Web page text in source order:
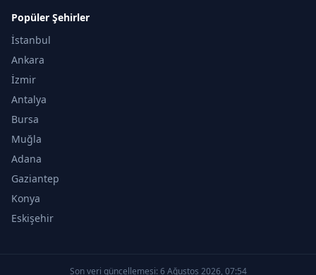
Popüler Şehirler
İstanbul
Ankara
İzmir
Antalya
Bursa
Muğla
Adana
Gaziantep
Konya
Eskişehir
Son veri güncellemesi: 6 Ağustos 2026, 07:54